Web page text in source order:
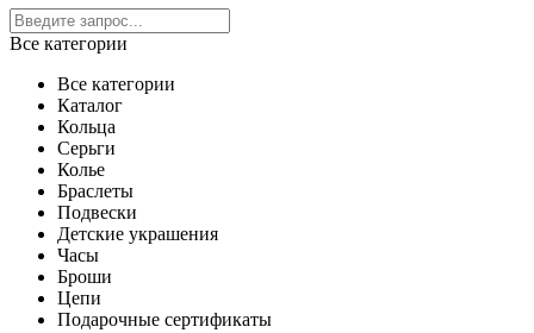
Все категории
Все категории
Каталог
Кольца
Серьги
Колье
Браслеты
Подвески
Детские украшения
Часы
Броши
Цепи
Подарочные сертификаты